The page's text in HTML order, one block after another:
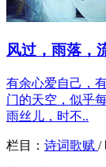
风过，雨落，
有余心爱自己，
门的天空，似乎
雨丝儿，时不..
栏目： 诗词歌赋 /